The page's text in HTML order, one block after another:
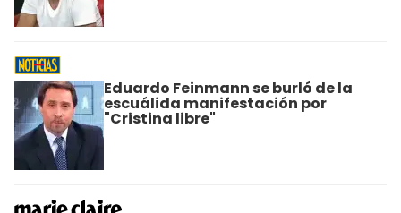
Eduardo Feinmann se burló de la
escuálida manifestación por
"Cristina libre"